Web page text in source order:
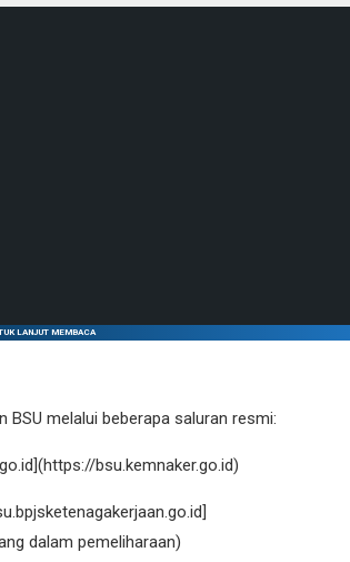
LANJUT MEMBACA
melalui beberapa saluran resmi:
bsu.kemnaker.go.id)
dalam pemeliharaan)